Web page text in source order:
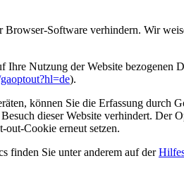
Software verhindern. Wir
Nutzung der Website
).
können Sie die Erfassung
dieser Website verhindert.
out-Cookie erneut setzen.
finden Sie unter anderem auf der